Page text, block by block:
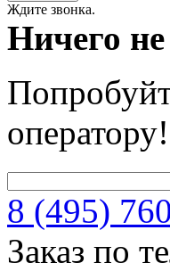
Ждите звонка.
Ничего
оператору!
8 (495)
Заказ по